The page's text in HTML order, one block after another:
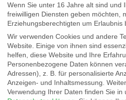
info@erfolgreich-events.de
+4940 46 777 230
Wenn Sie unter 16 Jahre alt sind und
freiwilligen Diensten geben möchten,
Erziehungsberechtigten um Erlaubnis
Wir verwenden Cookies und andere
Website. Einige von ihnen sind
helfen, diese Website und Ihre
Personenbezogene Daten können
Adressen), z. B. für personalisierte
Anzeigen- und Inhaltsmessung.
Verwendung Ihrer Daten finden Sie in